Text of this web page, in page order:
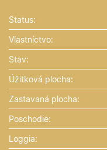
Status:
Vlastníctvo:
Stav:
Úžitková plocha:
Zastavaná plocha:
Poschodie:
Loggia: